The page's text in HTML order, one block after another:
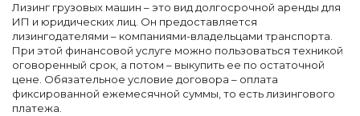
Лизинг грузовых машин – это вид долгосрочной аренды для
ИП и юридических лиц. Он предоставляется
лизингодателями – компаниями-владельцами транспорта.
При этой финансовой услуге можно пользоваться техникой
оговоренный срок, а потом – выкупить ее по остаточной
цене. Обязательное условие договора – оплата
фиксированной ежемесячной суммы, то есть лизингового
платежа.